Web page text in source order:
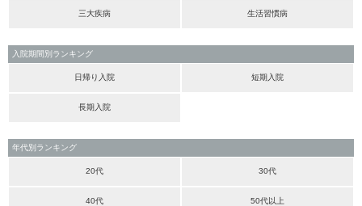
三大疾病 生活習慣病
入院期間別ランキング
日帰り入院 短期入院
長期入院
年代別ランキング
20代 30代
40代 50代以上